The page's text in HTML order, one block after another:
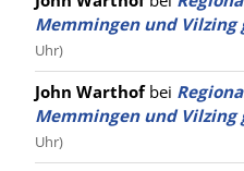
Memmingen und Vilzing
Uhr)
John Warthofbei
Memmingen und Vilzing
Uhr)